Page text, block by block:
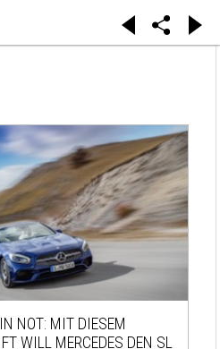
NOT: MIT DIESEM
WILL MERCEDES DEN SL